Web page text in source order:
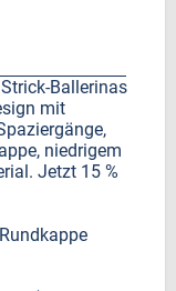
Ballerinas
mit
niedrigem
Jetzt 15 %